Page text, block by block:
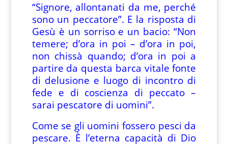
“Signore, allontanati da me, perché
sono un peccatore”. E la risposta di
Gesù è un sorriso e un bacio: “Non
temere; d’ora in poi – d’ora in poi,
non chissà quando; d’ora in poi a
partire da questa barca vitale fonte
di delusione e luogo di incontro di
fede e di coscienza di peccato –
sarai pescatore di uomini”.
Come se gli uomini fossero pesci da
pescare. È l’eterna capacità di Dio